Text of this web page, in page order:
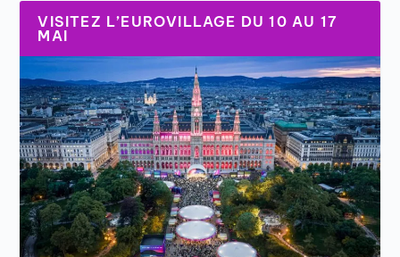
VISITEZ L’EUROVILLAGE DU 10 AU 17
MAI